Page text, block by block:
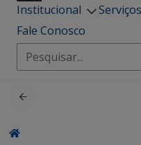
Institucional Serviços
Fale Conosco
Pesquisar
por: